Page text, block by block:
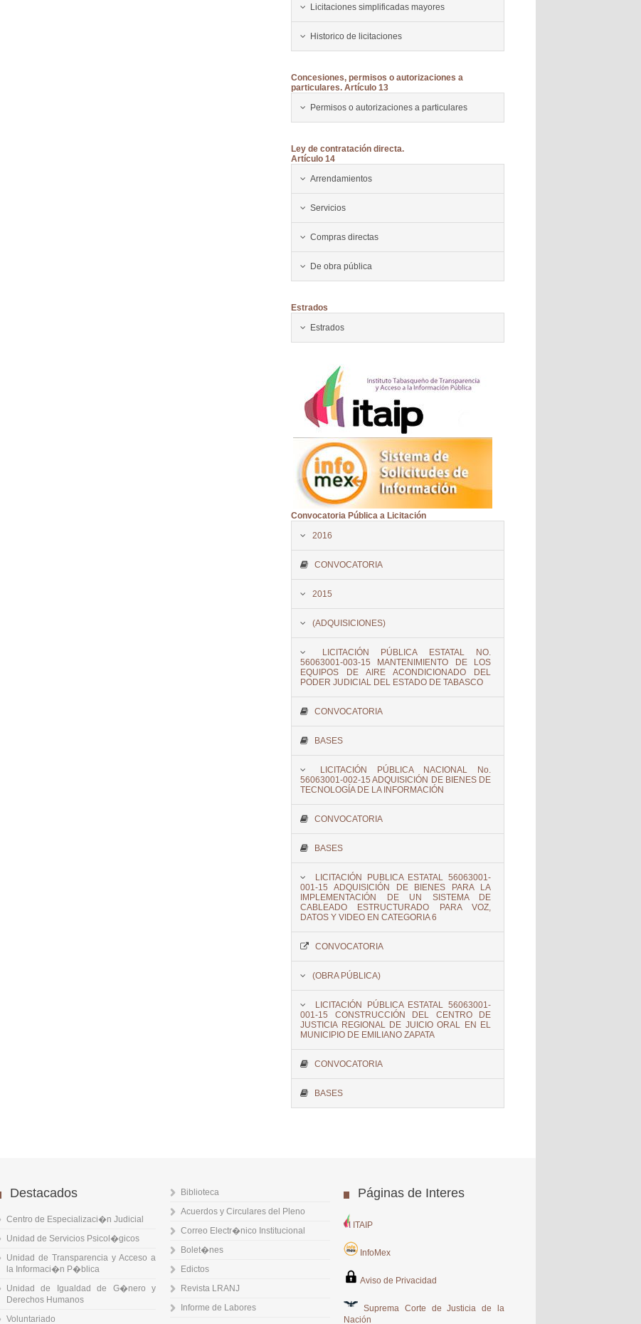
Licitaciones simplificadas mayores
Historico de licitaciones
Concesiones, permisos o autorizaciones a
particulares. Artículo 13
Permisos o autorizaciones a particulares
Ley de contratación directa.
Artículo 14
Arrendamientos
Servicios
Compras directas
De obra pública
Estrados
Estrados
Convocatoria Pública a Licitación
2016
CONVOCATORIA
2015
(ADQUISICIONES)
LICITACIÓN PÚBLICA ESTATAL NO.
56063001-003-15 MANTENIMIENTO DE LOS
EQUIPOS DE AIRE ACONDICIONADO DEL
PODER JUDICIAL DEL ESTADO DE TABASCO
CONVOCATORIA
BASES
LICITACIÓN PÚBLICA NACIONAL No.
56063001-002-15 ADQUISICIÓN DE BIENES DE
TECNOLOGÍA DE LA INFORMACIÓN
CONVOCATORIA
BASES
LICITACIÓN PUBLICA ESTATAL 56063001-
001-15 ADQUISICIÓN DE BIENES PARA LA
IMPLEMENTACIÓN DE UN SISTEMA DE
CABLEADO ESTRUCTURADO PARA VOZ,
DATOS Y VIDEO EN CATEGORIA 6
CONVOCATORIA
(OBRA PÚBLICA)
LICITACIÓN PÚBLICA ESTATAL 56063001-
001-15 CONSTRUCCIÓN DEL CENTRO DE
JUSTICIA REGIONAL DE JUICIO ORAL EN EL
MUNICIPIO DE EMILIANO ZAPATA
CONVOCATORIA
BASES
Destacados
Centro de Especializaci�n Judicial
Unidad de Servicios Psicol�gicos
Unidad de Transparencia y Acceso a
la Informaci�n P�blica
Unidad de Igualdad de G�nero y
Derechos Humanos
Voluntariado
Biblioteca
Acuerdos y Circulares del Pleno
Correo Electr�nico Institucional
Bolet�nes
Edictos
Revista LRANJ
Informe de Labores
Páginas de Interes
ITAIP
InfoMex
Aviso de Privacidad
Suprema Corte de Justicia de la
Nación